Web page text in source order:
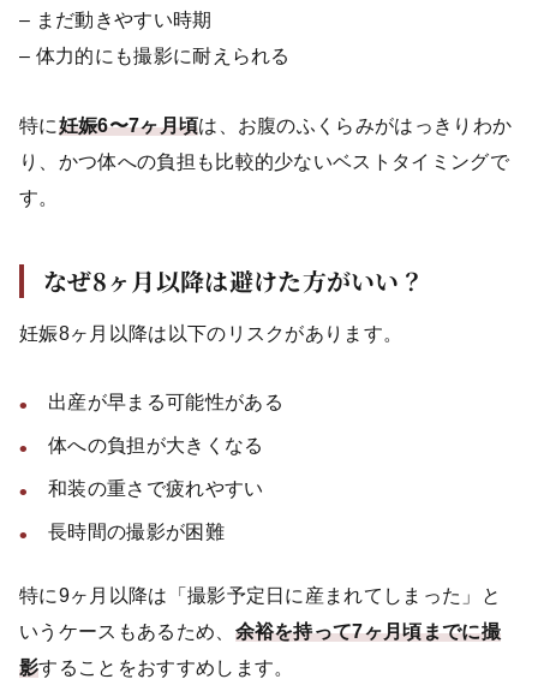
– まだ動きやすい時期
– 体力的にも撮影に耐えられる
特に妊娠6〜7ヶ月頃は、お腹のふくらみがはっきりわか
り、かつ体への負担も比較的少ないベストタイミングで
す。
なぜ8ヶ月以降は避けた方がいい？
妊娠8ヶ月以降は以下のリスクがあります。
出産が早まる可能性がある
体への負担が大きくなる
和装の重さで疲れやすい
長時間の撮影が困難
特に9ヶ月以降は「撮影予定日に産まれてしまった」と
いうケースもあるため、 余裕を持って7ヶ月頃までに撮
影することをおすすめします。